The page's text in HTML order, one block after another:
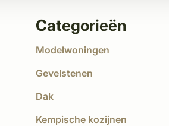
Categorieën
Modelwoningen
Gevelstenen
Dak
Kempische kozijnen